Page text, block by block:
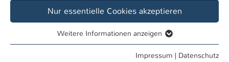
Münz, Claudia: Materielle und immaterielle
Beteiligungssysteme; (2. überarb. Auflage); unveröffentl.
Münz, Claudia: Projektmanagement; (3. überarb.
Auflage); unveröffentl. Teilnehmerhandbuch, 2001
Nur essentielle Cookies akzeptieren
Essentielle Cookies werden für grundlegende Funktionen
Weitere Informationen anzeigen
Impressum | Datenschutz